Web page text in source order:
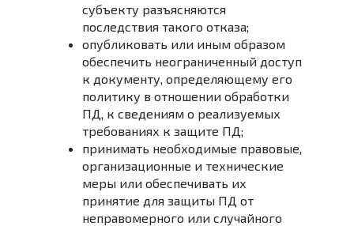
субъекту разъясняются
последствия такого отказа;
опубликовать или иным образом
обеспечить неограниченный доступ
к документу, определяющему его
политику в отношении обработки
ПД, к сведениям о реализуемых
требованиях к защите ПД;
принимать необходимые правовые,
организационные и технические
меры или обеспечивать их
принятие для защиты ПД от
неправомерного или случайного